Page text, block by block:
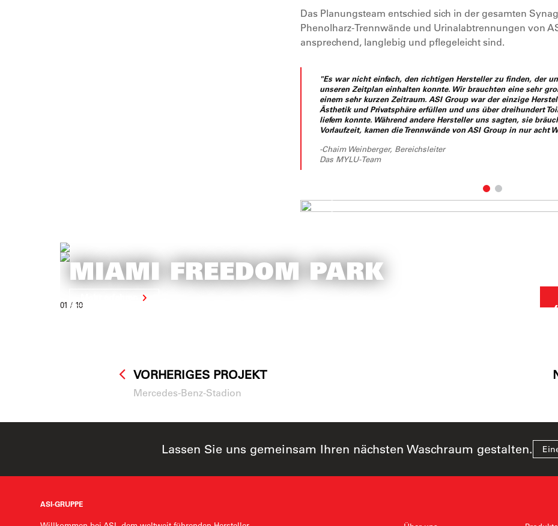
Das Planungsteam entschied sich in der gesamten
Phenolharz-Trennwände und Urinalabtrennungen von
ansprechend, langlebig und pflegeleicht sind.
"Es war nicht einfach, den richtigen Hersteller zu finden, der
unseren Zeitplan einhalten konnte. Wir brauchten eine sehr
einem sehr kurzen Zeitraum. ASI Group war der einzige
Ästhetik und Privatsphäre erfüllen und uns über dreihundert
liefern konnte. Während andere Hersteller uns sagten, sie
Vorlaufzeit, kamen die Trennwände von ASI Group in nur acht
-Chaim Weinberger, Bereichsleiter
Das MYLU-Team
MIAMI FREEDOM PARK
01 / 10 ‹
VORHERIGES PROJEKT
Mercedes-Benz-Stadion
Lassen Sie uns gemeinsam Ihren nächsten Waschraum gestalten.
ASI-GRUPPE